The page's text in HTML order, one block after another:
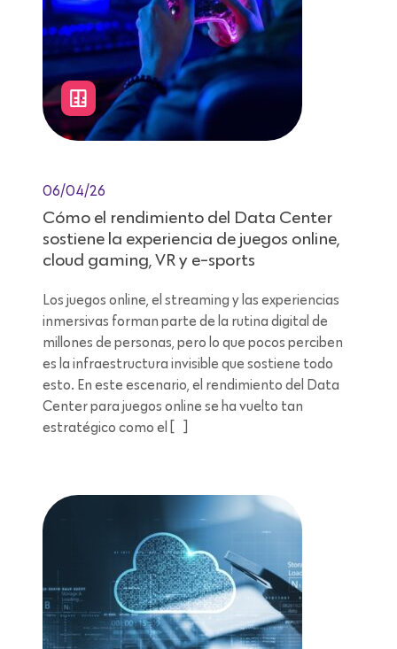
06/04/26
Cómo el rendimiento del Data Center
sostiene la experiencia de juegos online,
cloud gaming, VR y e-sports
Los juegos online, el streaming y las experiencias
inmersivas forman parte de la rutina digital de
millones de personas, pero lo que pocos perciben
es la infraestructura invisible que sostiene todo
esto. En este escenario, el rendimiento del Data
Center para juegos online se ha vuelto tan
estratégico como el […]